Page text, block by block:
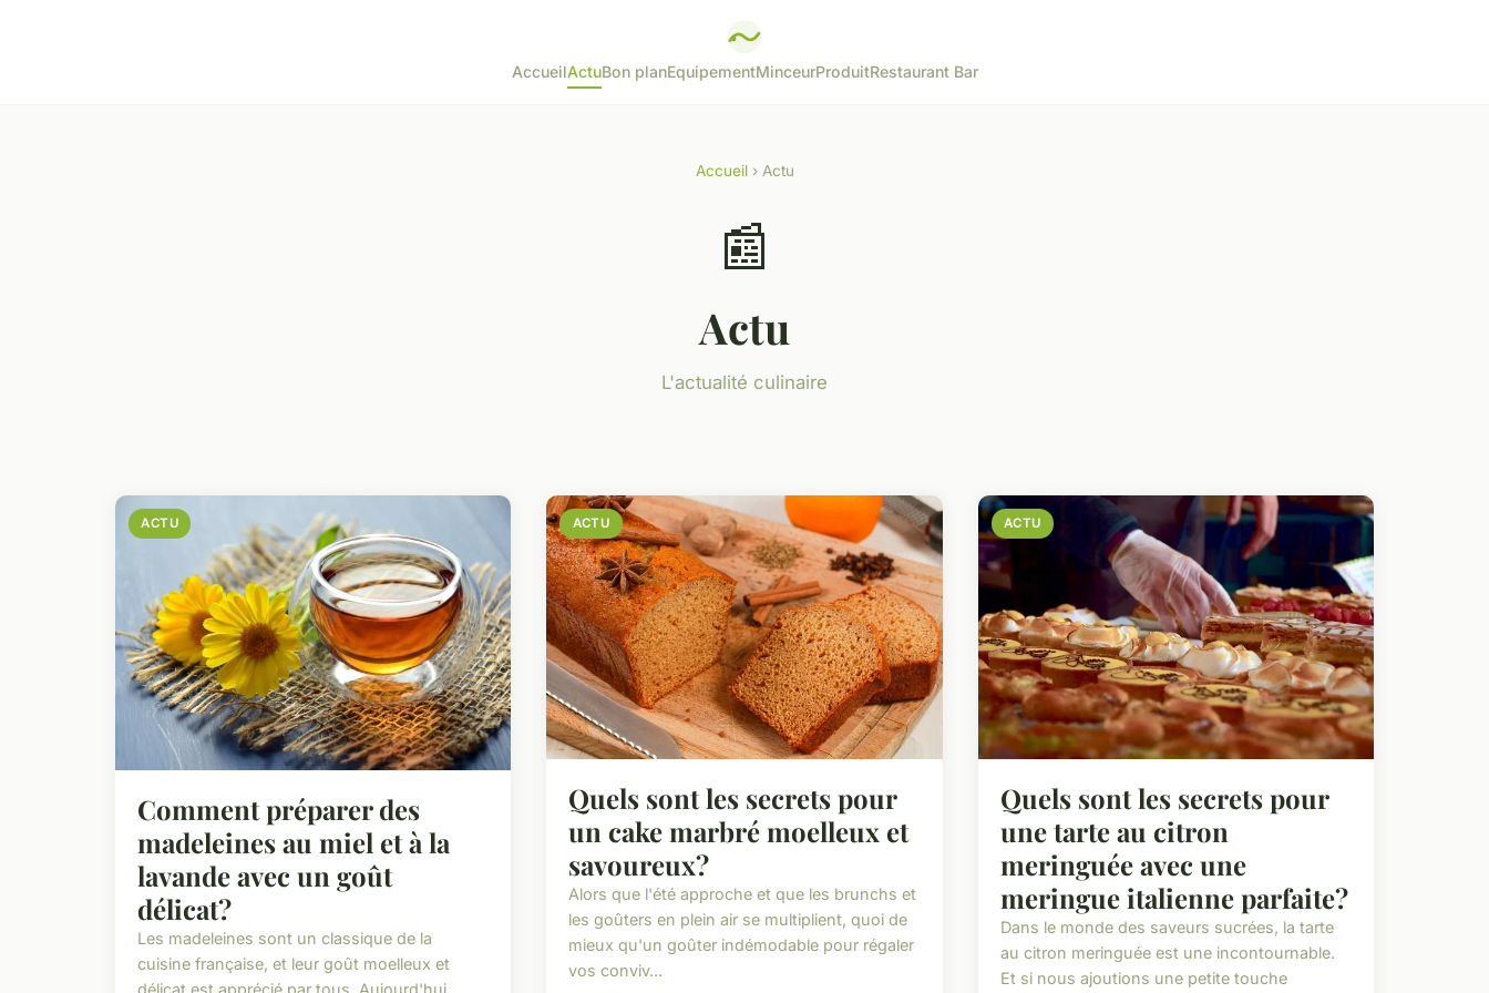
AccueilActuBon planEquipementMinceurProduitRestaurant Bar
Accueil› Actu
📰
Actu
L'actualité culinaire
ACTU
Comment préparer des
madeleines au miel et à la
lavande avec un goût
délicat?
Les madeleines sont un classique de la
cuisine française, et leur goût moelleux et
délicat est apprécié par tous. Aujourd'hui,
ACTU
Quels sont les secrets pour
un cake marbré moelleux et
savoureux?
Alors que l'été approche et que les brunchs et
les goûters en plein air se multiplient, quoi de
mieux qu'un goûter indémodable pour régaler
vos conviv...
ACTU
Quels sont les secrets pour
une tarte au citron
meringuée avec une
meringue italienne parfaite?
Dans le monde des saveurs sucrées, la tarte
au citron meringuée est une incontournable.
Et si nous ajoutions une petite touche